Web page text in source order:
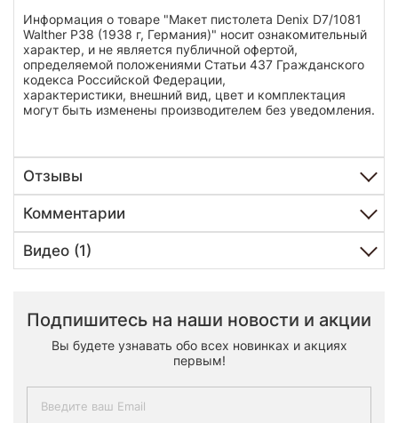
Информация о товаре "Макет пистолета Denix D7/1081
Walther P38 (1938 г, Германия)" носит ознакомительный
характер, и не является публичной офертой,
определяемой положениями Статьи 437 Гражданского
кодекса Российской Федерации,
характеристики, внешний вид, цвет и комплектация
могут быть изменены производителем без уведомления.
Отзывы
Комментарии
Видео (1)
Подпишитесь на наши новости и акции
Вы будете узнавать обо всех новинках и акциях
первым!